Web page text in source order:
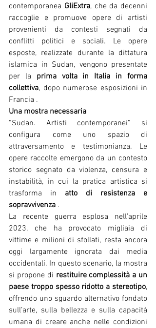
contemporanea GliExtra, che da decenni
raccoglie e promuove opere di artisti
provenienti da contesti segnati da
conflitti politici e sociali. Le opere
esposte, realizzate durante la dittatura
islamica in Sudan, vengono presentate
per la prima volta in Italia in forma
collettiva, dopo numerose esposizioni in
Francia .
Una mostra necessaria
“Sudan. Artisti contemporanei” si
configura come uno spazio di
attraversamento e testimonianza. Le
opere raccolte emergono da un contesto
storico segnato da violenza, censura e
instabilità, in cui la pratica artistica si
trasforma in atto di resistenza e
sopravvivenza .
La recente guerra esplosa nell’aprile
2023, che ha provocato migliaia di
vittime e milioni di sfollati, resta ancora
oggi largamente ignorata dai media
occidentali. In questo scenario, la mostra
si propone di restituire complessità a un
paese troppo spesso ridotto a stereotipo,
offrendo uno sguardo alternativo fondato
sull’arte, sulla bellezza e sulla capacità
umana di creare anche nelle condizioni